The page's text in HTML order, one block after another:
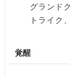
グランド
トライク
覚醒